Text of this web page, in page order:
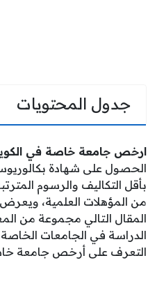
جدول المحتويات
ارخص جامعة خاصة في
الحصول على شهادة
بأقل التكاليف والرسوم
من المؤهلات العلمية،
المقال التالي مجموعة من
الدراسة في الجامعات
التعرف على أرخص جامعة